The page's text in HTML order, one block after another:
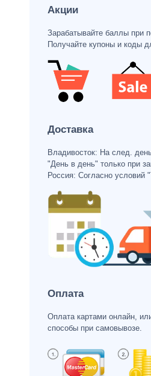
Акции
Зарабатывайте баллы при
Получайте купоны и коды
Доставка
Владивосток: На след.
"День в день" только при
Россия: Согласно условий
Оплата
Оплата картами онлайн,
способы при самовывозе.